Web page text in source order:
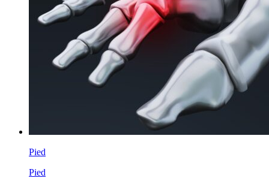
Pied
Pied